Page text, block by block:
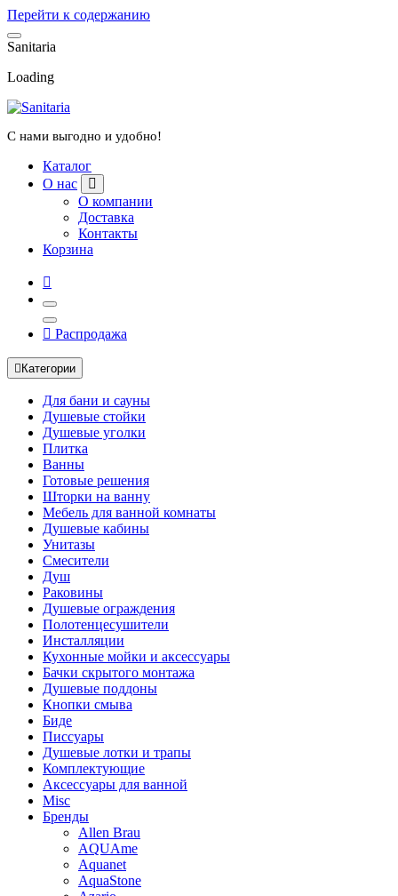
Перейти к содержанию
Sanitaria
Loading
С нами выгодно и удобно!
Каталог
О нас
О компании
Доставка
Контакты
Корзина
Распродажа
Категории
Для бани и сауны
Душевые стойки
Душевые уголки
Плитка
Ванны
Готовые решения
Шторки на ванну
Мебель для ванной комнаты
Душевые кабины
Унитазы
Смесители
Душ
Раковины
Душевые ограждения
Полотенцесушители
Инсталляции
Кухонные мойки и аксессуары
Бачки скрытого монтажа
Душевые поддоны
Кнопки смыва
Биде
Писсуары
Душевые лотки и трапы
Комплектующие
Аксессуары для ванной
Misc
Бренды
Allen Brau
AQUAme
Aquanet
AquaStone